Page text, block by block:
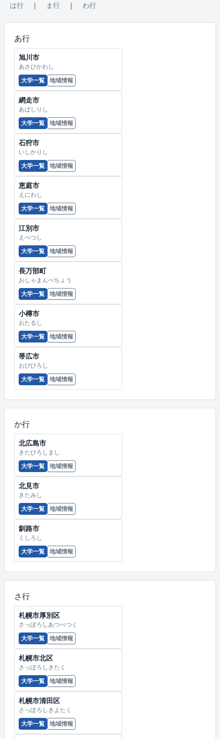
は行 ｜ ま行 ｜ わ行
あ行
旭川市
あさひかわし
大学一覧
地域情報
網走市
あばしりし
大学一覧
地域情報
石狩市
いしかりし
大学一覧
地域情報
恵庭市
えにわし
大学一覧
地域情報
江別市
えべつし
大学一覧
地域情報
長万部町
おしゃまんべちょう
大学一覧
地域情報
小樽市
おたるし
大学一覧
地域情報
帯広市
おびひろし
大学一覧
地域情報
か行
北広島市
きたひろしまし
大学一覧
地域情報
北見市
きたみし
大学一覧
地域情報
釧路市
くしろし
大学一覧
地域情報
さ行
札幌市厚別区
さっぽろしあつべつく
大学一覧
地域情報
札幌市北区
さっぽろしきたく
大学一覧
地域情報
札幌市清田区
さっぽろしきよたく
大学一覧
地域情報